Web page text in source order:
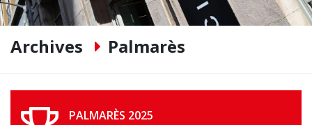
Archives Palmarès
PALMARÈS 2025